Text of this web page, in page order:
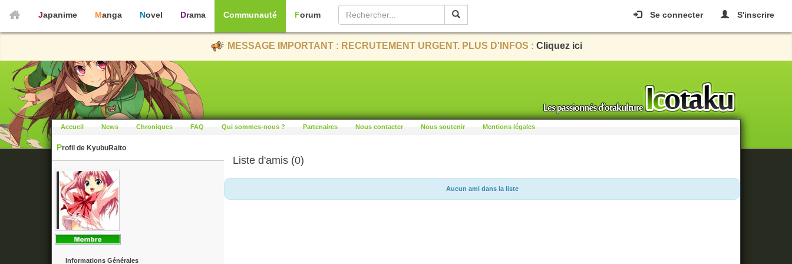
Se connecter S'inscrire
Japanime Manga Novel Drama Communauté Forum
MESSAGE IMPORTANT : RECRUTEMENT URGENT. PLUS D'INFOS : Cliquez ici
Accueil News Chroniques FAQ Qui sommes-nous ? Partenaires Nous contacter Nous soutenir Mentions légales
Profil de KyubuRaito
Informations Générales
Liste d'amis (0)
Aucun ami dans la liste